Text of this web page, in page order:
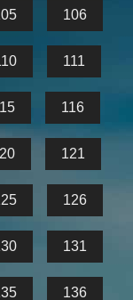
106
111
116
121
126
131
136